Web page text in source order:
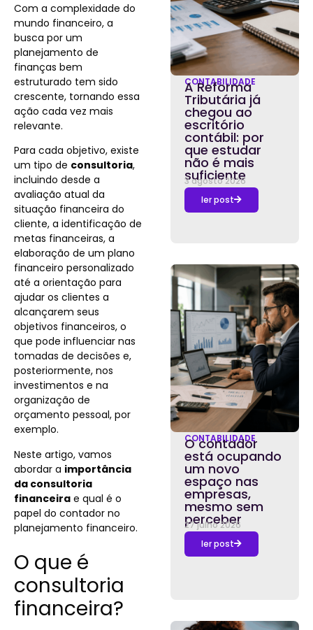
Com a complexidade do
mundo financeiro, a
busca por um
planejamento de
finanças bem
estruturado tem sido
crescente, tornando essa
ação cada vez mais
relevante.
Para cada objetivo, existe
um tipo de consultoria,
incluindo desde a
avaliação atual da
situação financeira do
cliente, a identificação de
metas financeiras, a
elaboração de um plano
financeiro personalizado
até a orientação para
ajudar os clientes a
alcançarem seus
objetivos financeiros, o
que pode influenciar nas
tomadas de decisões e,
posteriormente, nos
investimentos e na
organização de
orçamento pessoal, por
exemplo.
Neste artigo, vamos
abordar a importância
da consultoria
financeira e qual é o
papel do contador no
planejamento financeiro.
O que é
consultoria
financeira?
CONTABILIDADE
A Reforma
Tributária já
chegou ao
escritório
contábil: por
que estudar
não é mais
suficiente
3 agosto 2026
ler post
CONTABILIDADE
O contador
está ocupando
um novo
espaço nas
empresas,
mesmo sem
perceber
27 julho 2026
ler post